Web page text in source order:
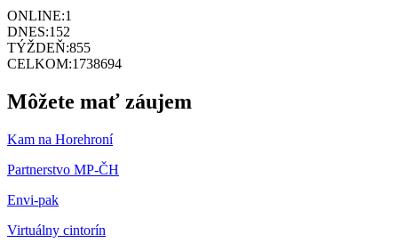
ONLINE:1
DNES:152
TÝŽDEŇ:855
CELKOM:1738694
Môžete mať záujem
Kam na Horehroní
Partnerstvo MP-ČH
Envi-pak
Virtuálny cintorín